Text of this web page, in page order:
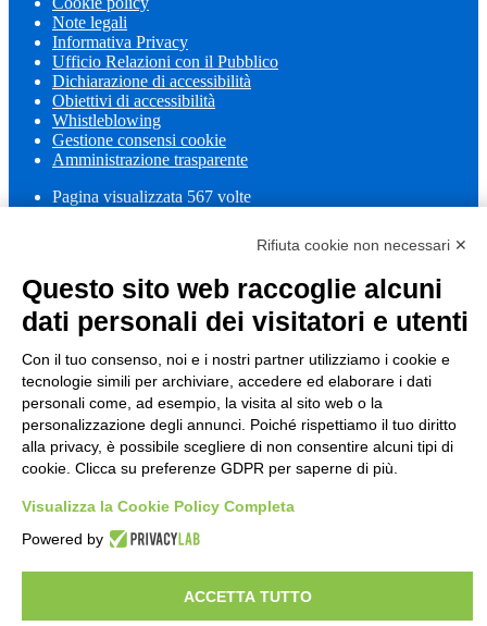
Note legali
Informativa Privacy
Ufficio Relazioni con il Pubblico
Dichiarazione di accessibilità
Obiettivi di accessibilità
Whistleblowing
Gestione consensi cookie
Amministrazione trasparente
Pagina visualizzata 567 volte
Copyright 2026 | Engineered and powered by Gruppo Spaggiari
Parma S.p.A. | Divisione Publishing & New Social Media
Disclaimer trattamento dati personali
Rifiuta cookie non necessari ✕
Questo sito web raccoglie alcuni
dati personali dei visitatori e utenti
Con il tuo consenso, noi e i nostri partner utilizziamo i cookie e
tecnologie simili per archiviare, accedere ed elaborare i dati
personali come, ad esempio, la visita al sito web o la
personalizzazione degli annunci. Poiché rispettiamo il tuo diritto
alla privacy, è possibile scegliere di non consentire alcuni tipi di
cookie. Clicca su preferenze GDPR per saperne di più.
Visualizza la Cookie Policy Completa
Powered by
ACCETTA TUTTO